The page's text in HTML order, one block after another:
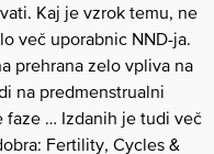
Kaj je vzrok temu, ne
več uporabnic NND-ja.
prehrana zelo vpliva na
na predmenstrualni
faze … Izdanih je tudi več
Fertility, Cycles &